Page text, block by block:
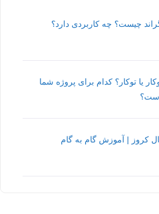
چیست؟ چه کاربردی دارد؟
یا توکار؟ کدام برای پروژه شما
کروز | آموزش گام به گام